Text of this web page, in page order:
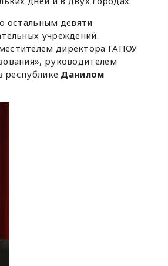
остальным девяти
учреждений.
директора ГАПОУ
руководителем
республике Данилом